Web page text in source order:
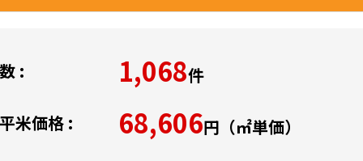
: 1,068件
米価格 : 68,606円（㎡単価）